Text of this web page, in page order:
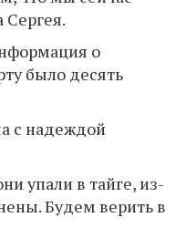
о
было десять
с надеждой
упали в тайге, из-
Будем верить в